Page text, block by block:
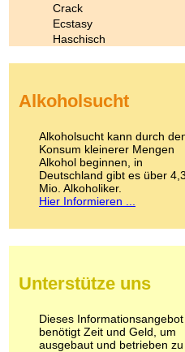
Crack
Ecstasy
Haschisch
Kokain
LSD
Marihuana
Medikamente
Meskalin
Metamphetamin
Methadon
Pilze
Psychopharmaka
Schlafmittel
Schmerzmittel
Alkoholsucht
Alkoholsucht kann durch
Konsum kleinerer Mengen
Alkohol beginnen, in
Deutschland gibt es über 4,3
Mio. Alkoholiker.
Hier Informieren ...
Unterstütze uns
Dieses Informationsangebot
benötigt Zeit und Geld, um
ausgebaut und betrieben zu